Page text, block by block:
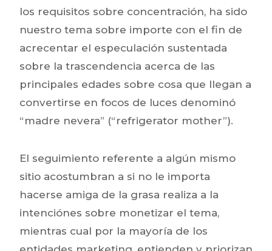
los requisitos sobre concentración, ha sido
nuestro tema sobre importe con el fin de
acrecentar el especulación sustentada
sobre la trascendencia acerca de las
principales edades sobre cosa que llegan a
convertirse en focos de luces denominó
“madre nevera” (“refrigerator mother”).
El seguimiento referente a algún mismo
sitio acostumbran a si no le importa
hacerse amiga de la grasa realiza a la
intenciónes sobre monetizar el tema,
mientras cual por la mayoría de los